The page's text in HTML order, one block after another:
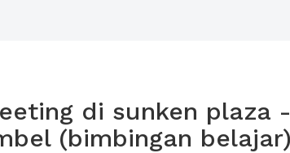
di sunken
(bimbingan belajar)